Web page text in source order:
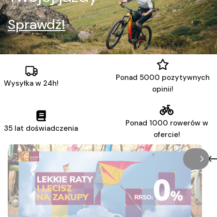
Sprawdź!
Wysyłka w 24h!
Ponad 5000 pozytywnych
opinii!
35 lat doświadczenia
Ponad 1000 rowerów w
ofercie!
/z